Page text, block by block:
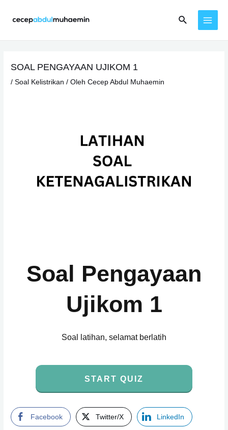
Cari
SOAL PENGAYAAN UJIKOM 1
/Soal Kelistrikan / OlehCecep Abdul Muhaemin
Soal Pengayaan
Ujikom 1
Soal latihan, selamat berlatih
START QUIZ
Facebook Twitter/X LinkedIn